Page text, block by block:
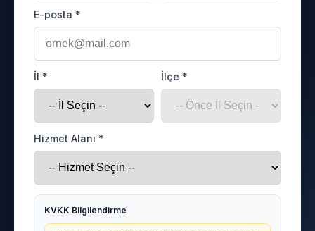
E-posta *
İl * İlçe *
Hizmet Alanı *
KVKK Bilgilendirme